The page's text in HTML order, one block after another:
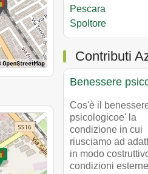
Pescara
Spoltore
Contributi
Benessere
Cos'è il
psicologicoe' la
condizione in cui
riusciamo ad
in modo
condizioni